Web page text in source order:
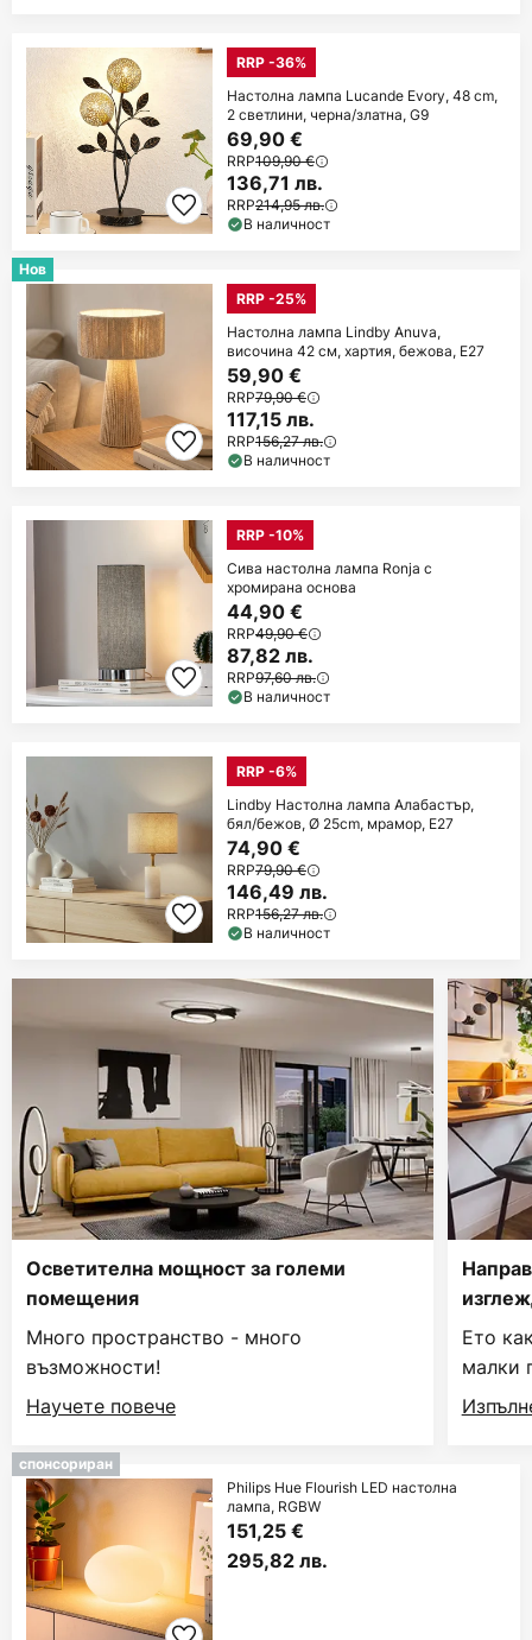
RRP -36%
Настолна лампа Lucande Evory, 48 cm,
2 светлини, черна/златна, G9
69,90 €
RRP109,90 €
136,71 лв.
RRP214,95 лв.
В наличност
Нов
RRP -25%
Настолна лампа Lindby Anuva,
височина 42 см, хартия, бежова, E27
59,90 €
RRP79,90 €
117,15 лв.
RRP156,27 лв.
В наличност
RRP -10%
Сива настолна лампа Ronja с
хромирана основа
44,90 €
RRP49,90 €
87,82 лв.
RRP97,60 лв.
В наличност
RRP -6%
Lindby Настолна лампа Алабастър,
бял/бежов, Ø 25cm, мрамор, E27
74,90 €
RRP79,90 €
146,49 лв.
RRP156,27 лв.
В наличност
Осветителна мощност за големи
помещения
Много пространство - много
възможности!
Научете повече
Ето
малки
спонсориран
Philips Hue Flourish LED настолна
лампа, RGBW
151,25 €
295,82 лв.